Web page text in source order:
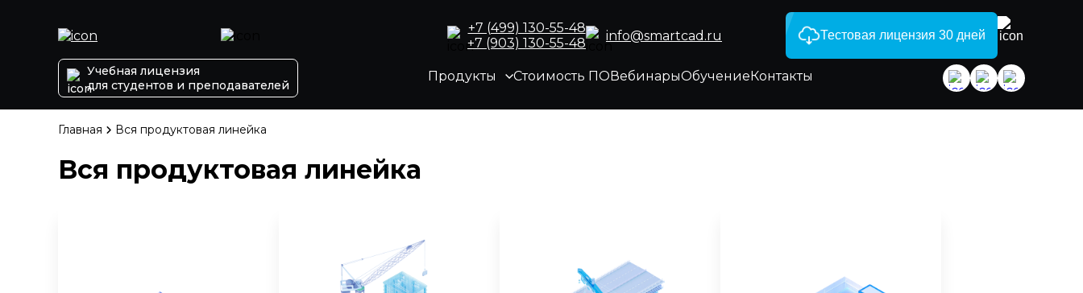
+7 (499) 130-55-48
+7 (903) 130-55-48
info@smartcad.ru Тестовая лицензия 30 дней
Учебная лицензия
для студентов и преподавателей
Продукты Стоимость ПОВебинарыОбучениеКонтакты
Главная Вся продуктовая линейка
Вся продуктовая линейка